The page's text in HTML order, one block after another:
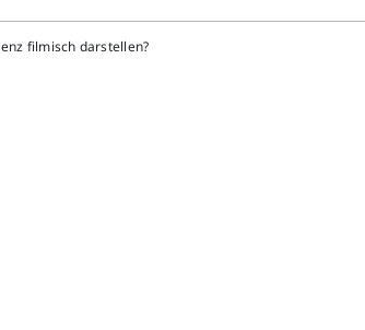
filmisch darstellen?